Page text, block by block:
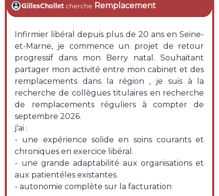
GillesChollet cherche Remplacement
Infirmier libéral depuis plus de 20 ans en Seine-
et-Marne, je commence un projet de retour
progressif dans mon Berry natal. Souhaitant
partager mon activité entre mon cabinet et des
remplacements dans la région , je suis à la
recherche de collègues titulaires en recherche
de remplacements réguliers à compter de
septembre 2026.
j'ai :
- une expérience solide en soins courants et
chroniques en exercice libéral.
- une grande adaptabilité aux organisations et
aux patientéles existantes.
- autonomie complète sur la facturation